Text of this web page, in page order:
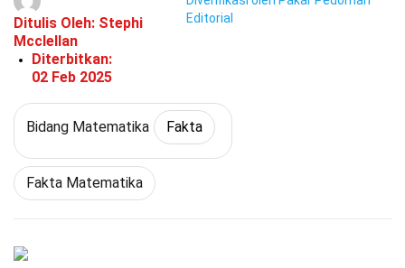
Ditulis Oleh: Stephi
Mcclellan
Diterbitkan:
02 Feb 2025
Editorial
Bidang Matematika Fakta
Fakta Matematika